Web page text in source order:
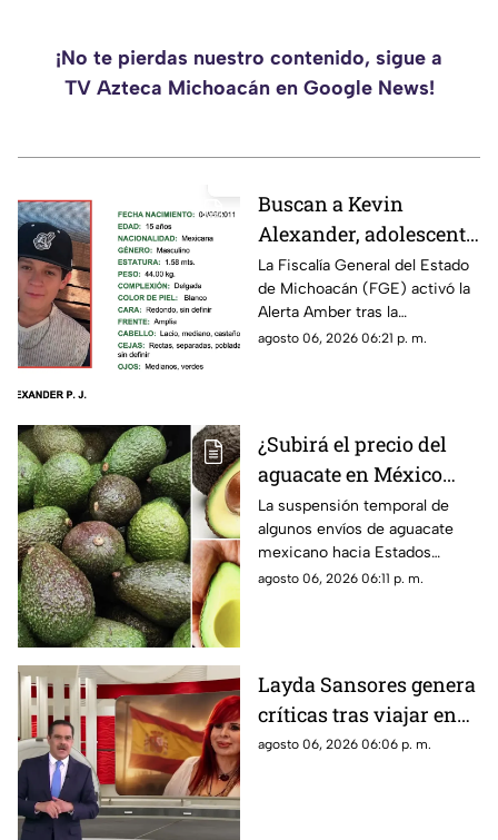
¡No te pierdas nuestro contenido, sigue a
TV Azteca Michoacán en Google News!
Buscan a Kevin
Alexander, adolescente
de 15 años
desaparecido en
Puruándiro,
Michoacán; activan
La Fiscalía General del Estado
de Michoacán (FGE) activó la
Alerta Amber tras la
desaparición del adolescente
municipio de Puruándiro.
agosto 06, 2026 06:21 p. m.
¿Subirá el precio del
aguacate en México
tras freno a
exportaciones hacia
Estados Unidos?
La suspensión temporal de
algunos envíos de aguacate
mexicano hacia Estados
Unidos encendió las alertas
verde” dentro del país.
agosto 06, 2026 06:11 p. m.
Layda Sansores genera
críticas tras viajar en
primera clase a Madrid
agosto 06, 2026 06:06 p. m.